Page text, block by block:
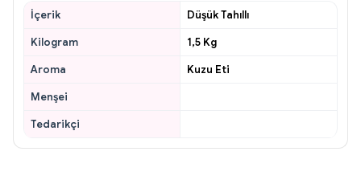
İçerik
Düşük Tahıllı
Kilogram
1,5 Kg
Aroma
Kuzu Eti
Menşei
Tedarikçi